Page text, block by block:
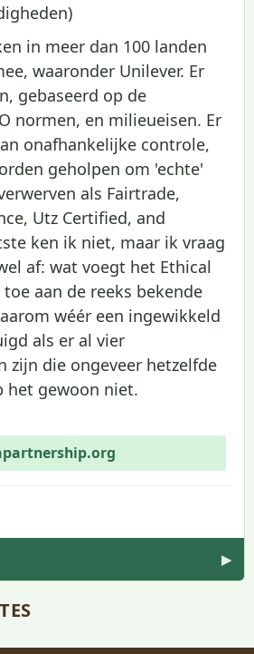
in meer dan 100 landen
waaronder Unilever. Er
gebaseerd op de
normen, en milieueisen. Er
onafhankelijke controle,
geholpen om 'echte'
als Fairtrade,
Utz Certified, and
ken ik niet, maar ik vraag
af: wat voegt het Ethical
aan de reeks bekende
wéér een ingewikkeld
als er al vier
zijn die ongeveer hetzelfde
het gewoon niet.
▶